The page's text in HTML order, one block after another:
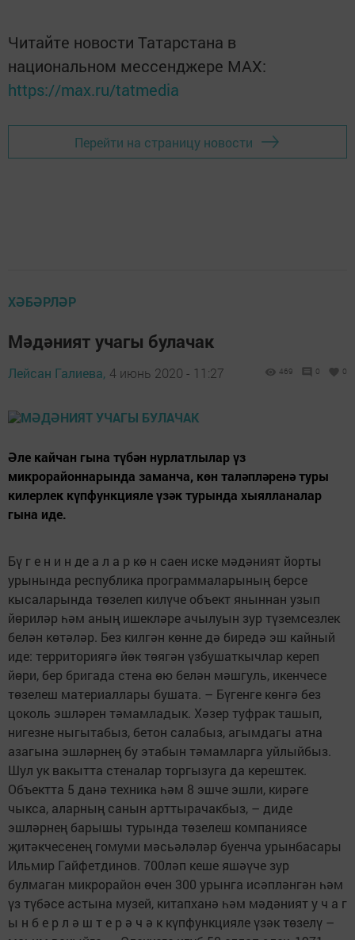
Читайте новости Татарстана в
национальном мессенджере MАХ:
https://max.ru/tatmedia
Перейти на страницу новости
ХӘБӘРЛӘР
Мәдәният учагы булачак
Лейсан Галиева, 4 июнь 2020 - 11:27 469 0 0
Әле кайчан гына түбән нурлатлылар үз
микрорайоннарында заманча, көн таләпләренә туры
килерлек күпфункцияле үзәк турында хыялланалар
гына иде.
Бү г е н и н де а л а р кө н саен иске мәдәният йорты
урынында республика программаларының берсе
кысаларында төзелеп килүче объект яныннан узып
йөриләр һәм аның ишекләре ачылуын зур түземсезлек
белән көтәләр. Без килгән көнне дә биредә эш кайный
иде: территориягә йөк төягән үзбушаткычлар кереп
йөри, бер бригада стена өю белән мәшгуль, икенчесе
төзелеш материаллары бушата. – Бүгенге көнгә без
цоколь эшләрен тәмамладык. Хәзер туфрак ташып,
нигезне ныгытабыз, бетон салабыз, агымдагы атна
азагына эшләрнең бу этабын тәмамларга уйлыйбыз.
Шул ук вакытта стеналар торгызуга да керештек.
Объектта 5 данә техника һәм 8 эшче эшли, кирәге
чыкса, аларның санын арттырачакбыз, – диде
эшләрнең барышы турында төзелеш компаниясе
җитәкчесенең гомуми мәсьәләләр буенча урынбасары
Ильмир Гайфетдинов. 700ләп кеше яшәүче зур
булмаган микрорайон өчен 300 урынга исәпләнгән һәм
үз түбәсе астына музей, китапханә һәм мәдәният у ч а г
ы н б е р л ә ш т е р ә ч ә к күпфункцияле үзәк төзелү –